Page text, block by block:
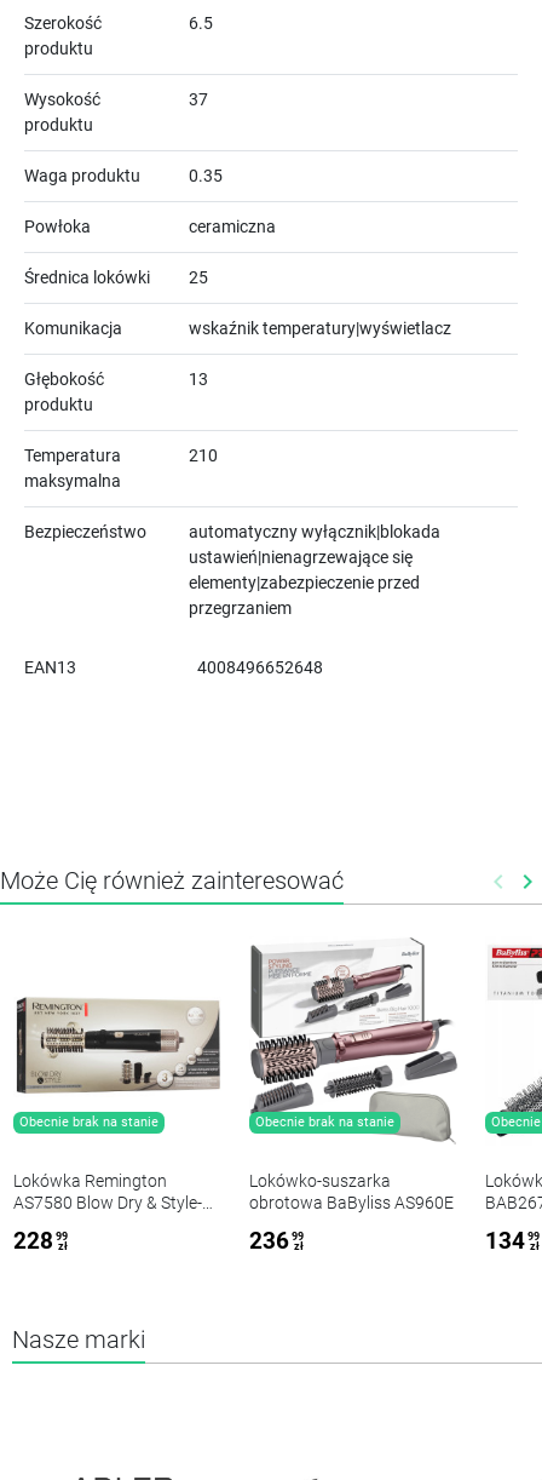
Szerokość
produktu
6.5
Wysokość
produktu
37
Waga produktu 0.35
Powłoka ceramiczna
Średnica lokówki 25
Komunikacja wskaźnik temperatury|wyświetlacz
Głębokość
produktu
13
Temperatura
maksymalna
210
Bezpieczeństwo
automatyczny wyłącznik|blokada
ustawień|nienagrzewające się
elementy|zabezpieczenie przed
przegrzaniem
EAN13 4008496652648
Może Cię również zainteresować keyboard_arrow_left keyboard_arrow_right
Obecnie brak na stanie
Lokówka Remington
AS7580 Blow Dry & Style-
228 99
zł
Obecnie brak na stanie
Lokówko-suszarka
obrotowa BaByliss AS960E
236 99
zł
134 99
zł
Nasze marki